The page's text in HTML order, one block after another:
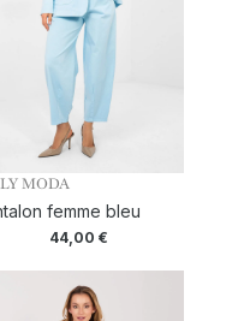
MODA
femme bleu
44,00 €